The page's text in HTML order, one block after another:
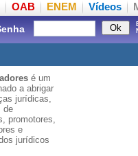
OAB ENEM Vídeos
é um
a abrigar
jurídicas,
de
promotores,
e
jurídicos